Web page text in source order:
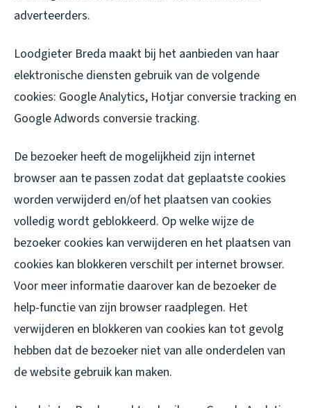
adverteerders.
Loodgieter Breda maakt bij het aanbieden van haar
elektronische diensten gebruik van de volgende
cookies: Google Analytics, Hotjar conversie tracking en
Google Adwords conversie tracking.
De bezoeker heeft de mogelijkheid zijn internet
browser aan te passen zodat dat geplaatste cookies
worden verwijderd en/of het plaatsen van cookies
volledig wordt geblokkeerd. Op welke wijze de
bezoeker cookies kan verwijderen en het plaatsen van
cookies kan blokkeren verschilt per internet browser.
Voor meer informatie daarover kan de bezoeker de
help-functie van zijn browser raadplegen. Het
verwijderen en blokkeren van cookies kan tot gevolg
hebben dat de bezoeker niet van alle onderdelen van
de website gebruik kan maken.